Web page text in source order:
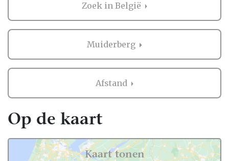
Zoek in België
Muiderberg
Afstand
Op de kaart
Kaart tonen